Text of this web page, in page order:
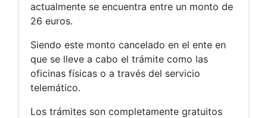
actualmente se encuentra entre un monto de
26 euros.
Siendo este monto cancelado en el ente en
que se lleve a cabo el trámite como las
oficinas físicas o a través del servicio
telemático.
Los trámites son completamente gratuitos